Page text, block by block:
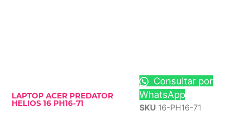
LAPTOP ACER PREDATOR
HELIOS 16 PH16-71
Consultar por
WhatsApp
SKU 16-PH16-71